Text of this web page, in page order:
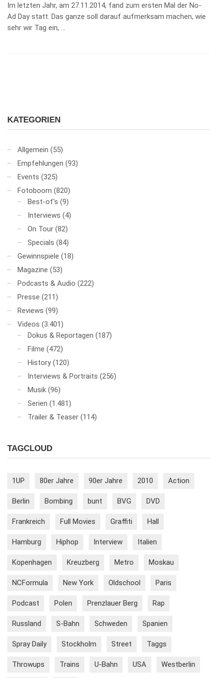
Im letzten Jahr, am 27.11.2014, fand zum ersten Mal der No-
Ad Day statt. Das ganze soll darauf aufmerksam machen, wie
sehr wir Tag ein, …
KATEGORIEN
Allgemein (55)
Empfehlungen (93)
Events (325)
Fotoboom (820)
Best-of's (9)
Interviews (4)
On Tour (82)
Specials (84)
Gewinnspiele (18)
Magazine (53)
Podcasts & Audio (222)
Presse (211)
Reviews (99)
Videos (3.401)
Dokus & Reportagen (187)
Filme (472)
History (120)
Interviews & Portraits (256)
Musik (96)
Serien (1.481)
Trailer & Teaser (114)
TAGCLOUD
1UP 80er Jahre 90er Jahre 2010 Action
Berlin Bombing bunt BVG DVD
Frankreich Full Movies Graffiti Hall
Hamburg Hiphop Interview Italien
Kopenhagen Kreuzberg Metro Moskau
NCFormula New York Oldschool Paris
Podcast Polen Prenzlauer Berg Rap
Russland S-Bahn Schweden Spanien
Spray Daily Stockholm Street Taggs
Throwups Trains U-Bahn USA Westberlin